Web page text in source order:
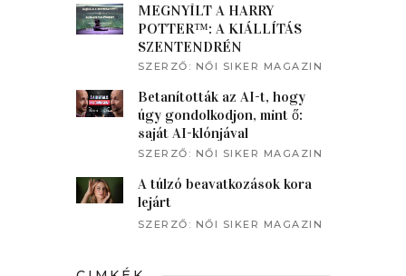
MEGNYÍLT A HARRY
POTTER™: A KIÁLLÍTÁS
SZENTENDRÉN
SZERZŐ: NŐI SIKER MAGAZIN
Betanították az AI-t, hogy
úgy gondolkodjon, mint ő:
saját AI-klónjával
beszélgetett a műsorvezető
SZERZŐ: NŐI SIKER MAGAZIN
A túlzó beavatkozások kora
lejárt
SZERZŐ: NŐI SIKER MAGAZIN